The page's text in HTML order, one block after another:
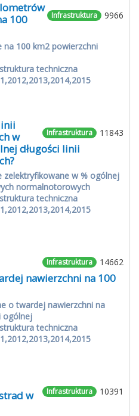
9966
Infrastruktura
100
na 100 km2 powierzchni
techniczna
11843
Infrastruktura
w
długości linii
zelektryfikowane w % ogólnej
normalnotorowych
techniczna
14662
Infrastruktura
nawierzchni na 100
o twardej nawierzchni na
ogólnej
techniczna
10391
Infrastruktura
w